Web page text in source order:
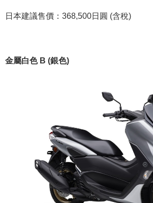
日本建議售價：368,500日圓 (含稅)
金屬白色 B (銀色)